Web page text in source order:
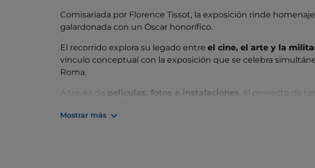
Comisariada por Florence Tissot, la exposición rinde
galardonada con un Óscar honorífico.
El recorrido explora su legado entre el cine, el arte y la
vínculo conceptual con la exposición que se celebra
Roma.
A través de películas, fotos e instalaciones , el proyecto da
Mastroianni y Godard.
Mostrar más